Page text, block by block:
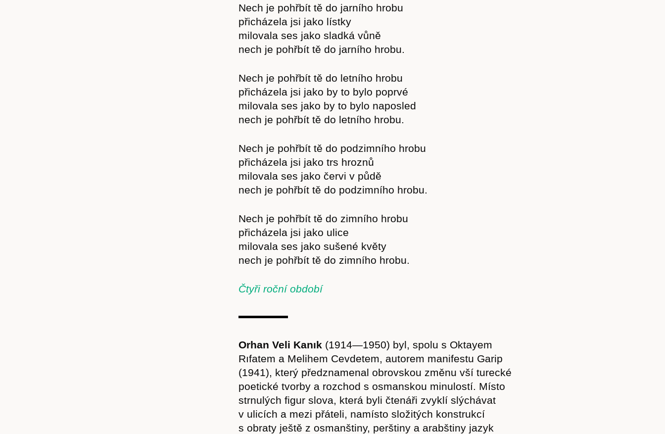
Hostcast
Obchod
Nech je pohřbít tě do jarního hrobu
přicházela jsi jako lístky
milovala ses jako sladká vůně
nech je pohřbít tě do jarního hrobu.
Nech je pohřbít tě do letního hrobu
přicházela jsi jako by to bylo poprvé
milovala ses jako by to bylo naposled
nech je pohřbít tě do letního hrobu.
Nech je pohřbít tě do podzimního hrobu
přicházela jsi jako trs hroznů
milovala ses jako červi v půdě
nech je pohřbít tě do podzimního hrobu.
Nech je pohřbít tě do zimního hrobu
přicházela jsi jako ulice
milovala ses jako sušené květy
nech je pohřbít tě do zimního hrobu.
Čtyři roční období
Orhan Veli Kanık (1914—1950) byl, spolu s Oktayem
Rıfatem a Melihem Cevdetem, autorem manifestu Garip
(1941), který předznamenal obrovskou změnu vší turecké
poetické tvorby a rozchod s osmanskou minulostí. Místo
strnulých figur slova, která byli čtenáři zvyklí slýchávat
v ulicích a mezi přáteli, namísto složitých konstrukcí
s obraty ještě z osmanštiny, perštiny a arabštiny jazyk